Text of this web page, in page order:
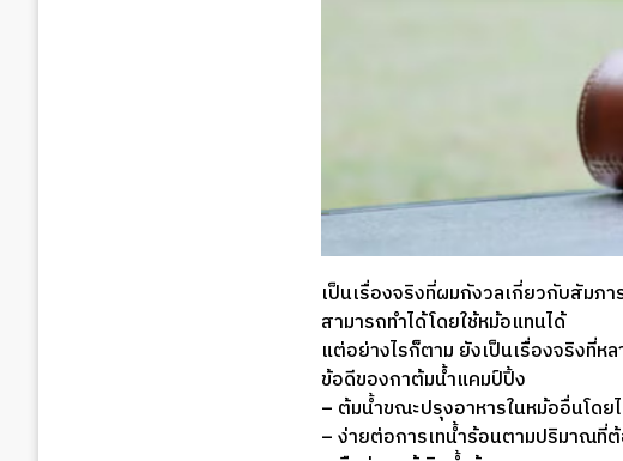
เป็นเรื่องจริงที่ผมกังวลเกี่ยวกับสัมภ
สามารถทำได้โดยใช้หม้อแทนได้
แต่อย่างไรก็ตาม ยังเป็นเรื่องจริงที่
ข้อดีของกาต้มน้ำแคมป์ปิ้ง
– ต้มน้ำขณะปรุงอาหารในหม้ออื่นโดย
– ง่ายต่อการเทน้ำร้อนตามปริมาณที่